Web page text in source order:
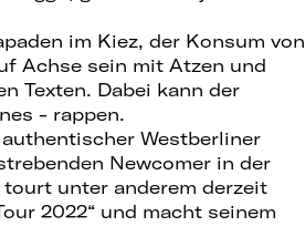
im Kiez, der Konsum von
Achse sein mit Atzen und
Texten. Dabei kann der
- rappen.
Westberliner
Newcomer in der
tourt unter anderem derzeit
2022“ und macht seinem